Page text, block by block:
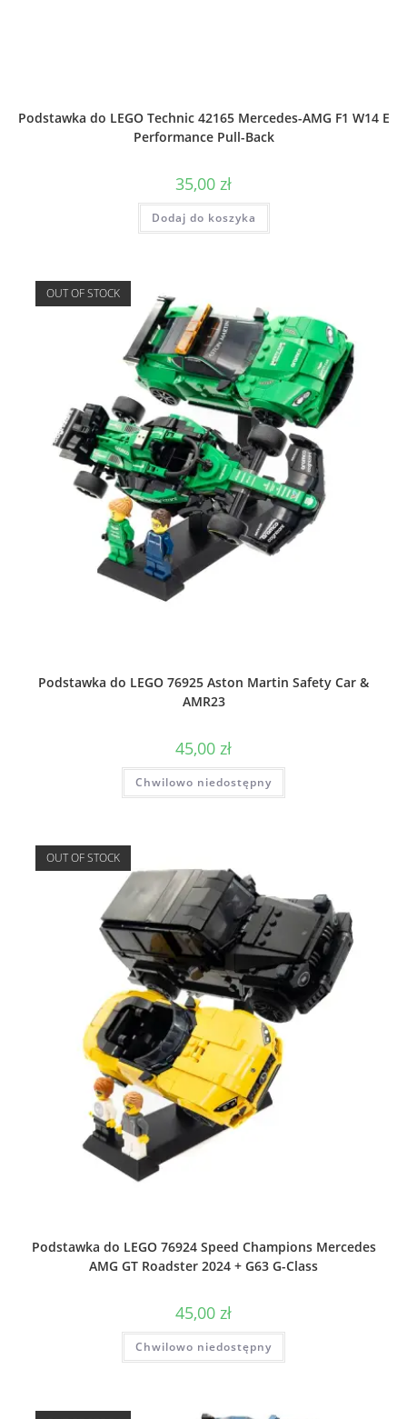
Podstawka do LEGO Technic 42165 Mercedes-AMG F1 W14 E
Performance Pull-Back
35,00 zł
Dodaj do koszyka
OUT OF STOCK
Podstawka do LEGO 76925 Aston Martin Safety Car &
AMR23
45,00 zł
Chwilowo niedostępny
OUT OF STOCK
Podstawka do LEGO 76924 Speed Champions Mercedes
AMG GT Roadster 2024 + G63 G-Class
45,00 zł
Chwilowo niedostępny